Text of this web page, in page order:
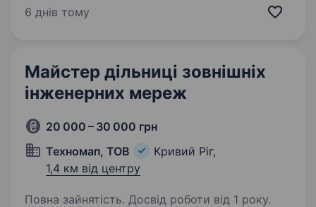
та будівництва сонячних електростанцій «під
6 днів тому
Майстер дільниці зовнішніх
інженерних мереж
20 000 – 30 000 грн
Техномап, ТОВ
Кривий Ріг,
1,4 км від центру
Повна зайнятість. Досвід роботи від 1 року.